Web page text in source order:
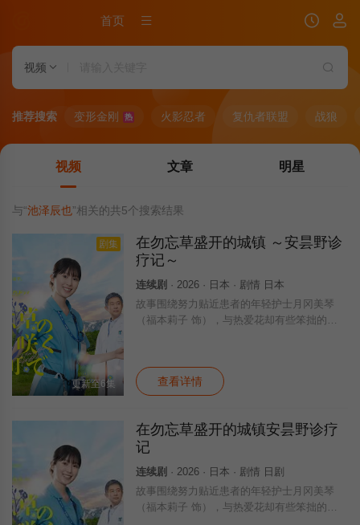
首页
视频
推荐搜索 变形金刚 热 火影忍者 复仇者联盟 战狼
视频 文章 明星
与“池泽辰也”相关的共5个搜索结果
剧集
更新至6集
在勿忘草盛开的城镇 ～安昙野诊
疗记～
连续剧 · 2026 · 日本 · 剧情 日本
故事围绕努力贴近患者的年轻护士月冈美琴
（福本莉子 饰），与热爱花却有些笨拙的实
作，直面老年医疗与临终关怀的现实难题。
在“延查看详情
在勿忘草盛开的城镇安昙野诊疗
记
连续剧 · 2026 · 日本 · 剧情 日剧
故事围绕努力贴近患者的年轻护士月冈美琴
（福本莉子 饰），与热爱花却有些笨拙的实